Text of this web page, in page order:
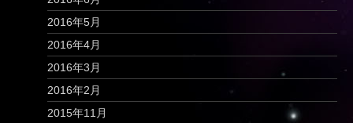
2016年5月
2016年4月
2016年3月
2016年2月
2015年11月